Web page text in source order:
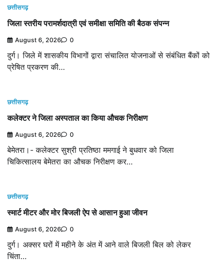
छत्तीसगढ़
जिला स्तरीय परामर्शदात्री एवं समीक्षा समिति की बैठक संपन्न
August 6, 2026 0
दुर्ग। जिले में शासकीय विभागों द्वारा संचालित योजनाओं से संबंधित बैंकों को
प्रेषित प्रकरण की…
छत्तीसगढ़
कलेक्टर ने जिला अस्पताल का किया औचक निरीक्षण
August 6, 2026 0
बेमेतरा।- कलेक्टर सुश्री प्रतिष्ठा ममगाई ने बुधवार को जिला
चिकित्सालय बेमेतरा का औचक निरीक्षण कर…
छत्तीसगढ़
स्मार्ट मीटर और मोर बिजली ऐप से आसान हुआ जीवन
August 6, 2026 0
दुर्ग। अक्सर घरों में महीने के अंत में आने वाले बिजली बिल को लेकर
चिंता…